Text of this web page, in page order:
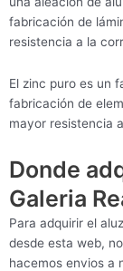
fabricación de
resistencia a la
El zinc puro es un
fabricación de
mayor resistencia
Donde
Galeria
Para adquirir el
desde esta web,
hacemos envios a